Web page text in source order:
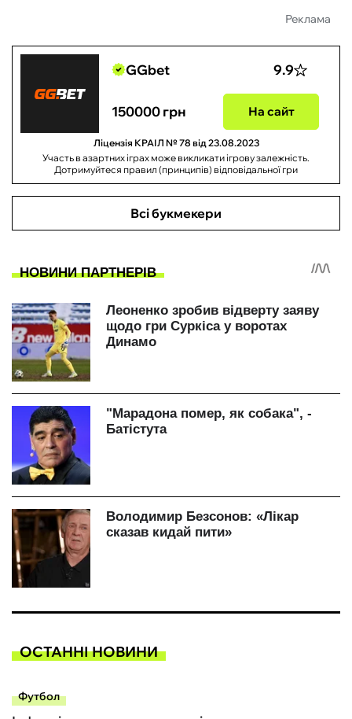
Реклама
GGbet 9.9
150000 грн На сайт
Ліцензія КРАІЛ № 78 від 23.08.2023
Участь в азартних іграх може викликати ігрову залежність.
Дотримуйтеся правил (принципів) відповідальної гри
Всі букмекери
ОСТАННІ НОВИНИ
Футбол